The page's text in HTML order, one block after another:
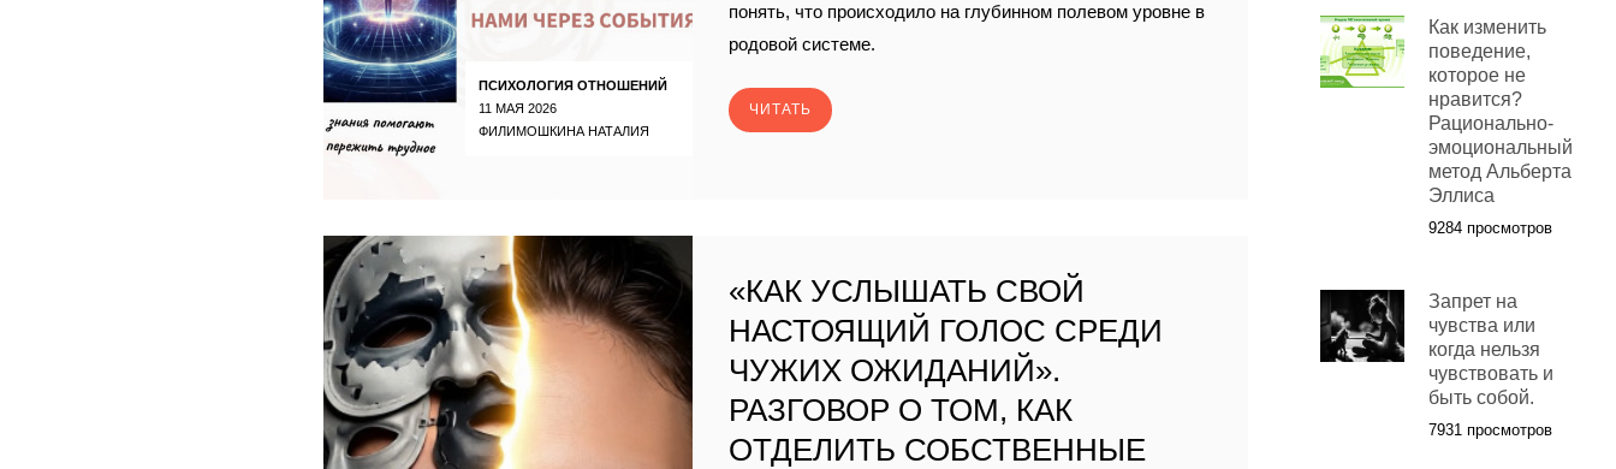
ПСИХОЛОГИЯ ОТНОШЕНИЙ
11 МАЯ 2026
ФИЛИМОШКИНА НАТАЛИЯ
понять, что происходило на глубинном полевом уровне в
родовой системе.
ЧИТАТЬ
«КАК УСЛЫШАТЬ СВОЙ
НАСТОЯЩИЙ ГОЛОС СРЕДИ
ЧУЖИХ ОЖИДАНИЙ».
РАЗГОВОР О ТОМ, КАК
ОТДЕЛИТЬ СОБСТВЕННЫЕ
Как изменить
поведение,
которое не
нравится?
Рационально-
эмоциональный
метод Альберта
Эллиса
9284 просмотров
Запрет на
чувства или
когда нельзя
чувствовать и
быть собой.
7931 просмотров